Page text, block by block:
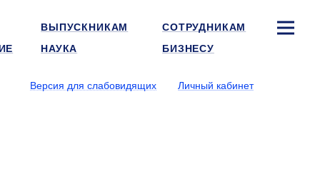
ВЫПУСКНИКАМ
СОТРУДНИКАМ
НАУКА БИЗНЕСУ
Версия для слабовидящих Личный кабинет